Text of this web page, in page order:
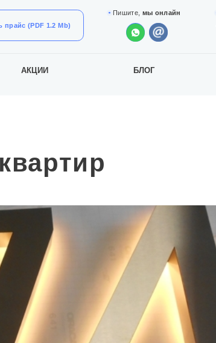
прайс (PDF 1.2 Mb)
Пишите, мы онлайн
АКЦИИ БЛОГ